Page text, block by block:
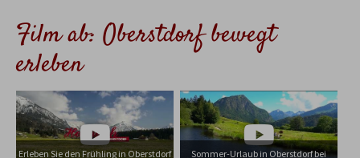
Film ab: Oberstdorf bewegt
erleben
Erleben Sie den Frühling in Oberstdorf
Sommer-Urlaub in Oberstdorf bei